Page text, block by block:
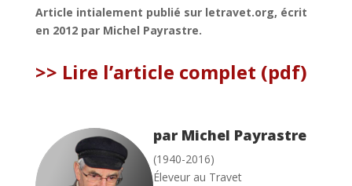
Article intialement publié sur letravet.org, écrit
en 2012 par Michel Payrastre.
>> Lire l’article complet (pdf)
par Michel Payrastre
(1940-2016)
Éleveur au Travet